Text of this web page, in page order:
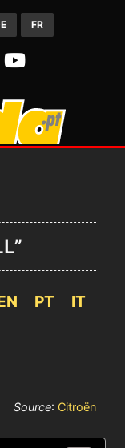
FR
PT IT
Source: Citroën